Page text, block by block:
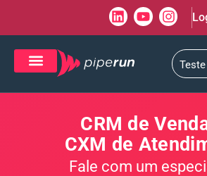
CRM de
CXM de
Fale com um